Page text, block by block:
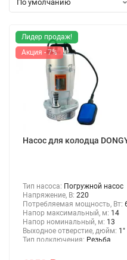
Мотопомпы
Насосы для химических
Канализационные станции
Консольные насосы
Насосы для газа
Шкивные насосы
Лидер продаж!
Акция - 7%
Насос для колодца
Тип насоса: Погружной насос
Напряжение, В: 220
Потребляемая мощность, Вт:
Напор максимальный, м: 14
Напор номинальный, м: 13
Выходное отверстие, дюйм: 1"
Тип подключения: Резьба